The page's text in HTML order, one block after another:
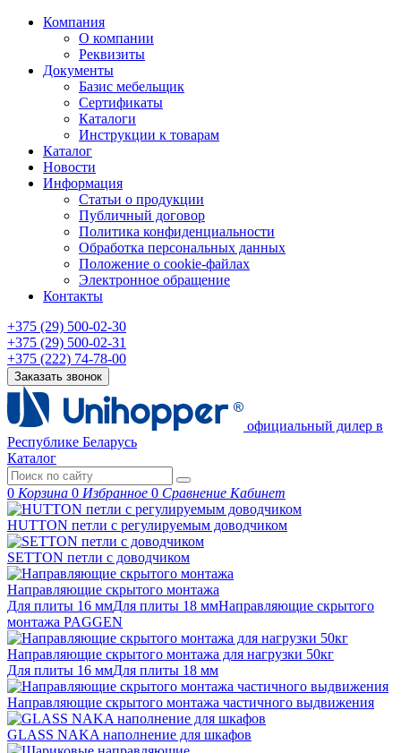
Компания
О компании
Реквизиты
Документы
Базис мебельщик
Сертификаты
Каталоги
Инструкции к товарам
Каталог
Новости
Информация
Статьи о продукции
Публичный договор
Политика конфиденциальности
Обработка персональных данных
Положение о cookie-файлах
Электронное обращение
Контакты
+375 (29) 500-02-30
+375 (29) 500-02-31
+375 (222) 74-78-00
Заказать звонок
официальный дилер в
Республике Беларусь
Каталог
0 Корзина 0 Избранное 0 Сравнение Кабинет
HUTTON петли с регулируемым доводчиком
SETTON петли с доводчиком
Направляющие скрытого монтажа
Для плиты 16 ммДля плиты 18 ммНаправляющие скрытого
монтажа PAGGEN
Направляющие скрытого монтажа для нагрузки 50кг
Для плиты 16 ммДля плиты 18 мм
Направляющие скрытого монтажа частичного выдвижения
GLASS NAKA наполнение для шкафов